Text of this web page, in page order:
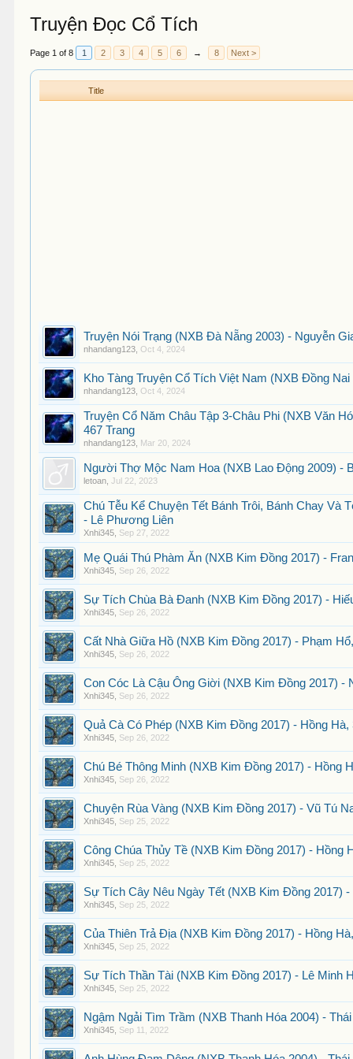
Truyện Đọc Cổ Tích
Page 1 of 8 1 2 3 4 5 6 → 8 Next >
Title
Truyện Nói Trạng (NXB Đà Nẵng 2003) - Nguyễn
nhandang123 Oct 4, 2024
Kho Tàng Truyện Cổ Tích Việt Nam (NXB Đồng
nhandang123 Oct 4, 2024
Truyện Cổ Năm Châu Tập 3-Châu Phi (NXB Văn
467 Trang
nhandang123 Mar 20, 2024
Người Thợ Mộc Nam Hoa (NXB Lao Động 2009) -
letoan ,Jul 22, 2023
Chú Tễu Kể Chuyện Tết Bánh Trôi, Bánh Chay Và
- Lê Phương Liên
Xnhi345 Sep 27, 2022
Mẹ Quái Thú Phàm Ăn (NXB Kim Đồng 2017) -
Xnhi345 Sep 26, 2022
Sự Tích Chùa Bà Đanh (NXB Kim Đồng 2017) -
Xnhi345 Sep 26, 2022
Cất Nhà Giữa Hồ (NXB Kim Đồng 2017) - Phạm
Xnhi345 Sep 26, 2022
Con Cóc Là Cậu Ông Giời (NXB Kim Đồng 2017) -
Xnhi345 Sep 26, 2022
Quả Cà Có Phép (NXB Kim Đồng 2017) - Hồng Hà,
Xnhi345 Sep 26, 2022
Chú Bé Thông Minh (NXB Kim Đồng 2017) - Hồng
Xnhi345 Sep 26, 2022
Chuyện Rùa Vàng (NXB Kim Đồng 2017) - Vũ Tú
Xnhi345 Sep 25, 2022
Công Chúa Thủy Tề (NXB Kim Đồng 2017) - Hồng
Xnhi345 Sep 25, 2022
Sự Tích Cây Nêu Ngày Tết (NXB Kim Đồng 2017) -
Xnhi345 Sep 25, 2022
Của Thiên Trả Địa (NXB Kim Đồng 2017) - Hồng
Xnhi345 Sep 25, 2022
Sự Tích Thần Tài (NXB Kim Đồng 2017) - Lê Minh
Xnhi345 Sep 25, 2022
Ngậm Ngải Tìm Trầm (NXB Thanh Hóa 2004) -
Xnhi345 Sep 11, 2022